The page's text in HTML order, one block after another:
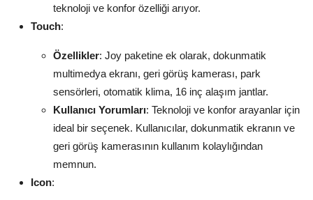
teknoloji ve konfor özelliği arıyor.
Touch:
Özellikler: Joy paketine ek olarak, dokunmatik
multimedya ekranı, geri görüş kamerası, park
sensörleri, otomatik klima, 16 inç alaşım jantlar.
Kullanıcı Yorumları: Teknoloji ve konfor arayanlar için
ideal bir seçenek. Kullanıcılar, dokunmatik ekranın ve
geri görüş kamerasının kullanım kolaylığından
memnun.
Icon: